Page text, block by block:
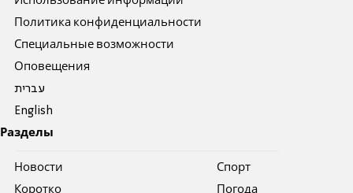
Политика конфиденциальности
Специальные возможности
Оповещения
עברית
English
Разделы
Новости
Коротко
Спорт
Погода